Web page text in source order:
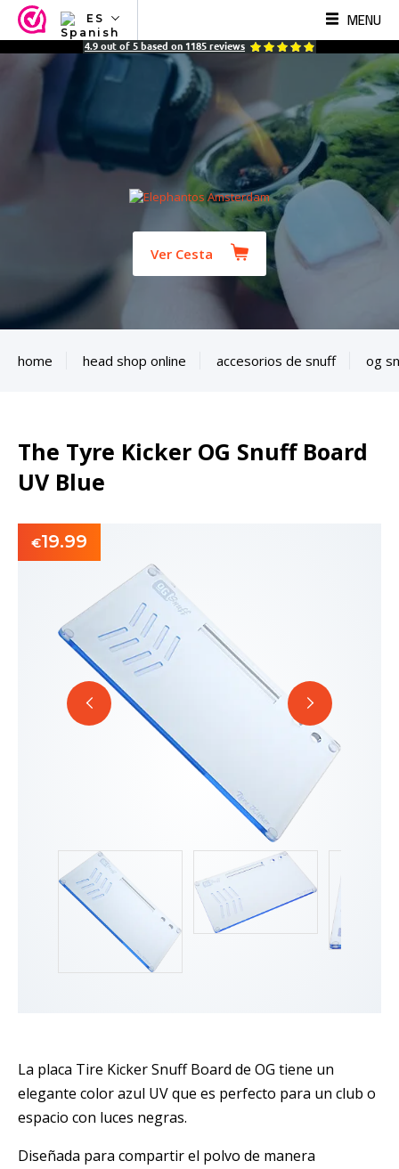
ES
NL
ES
MENU
4.9 out of 5 based on 1185 reviews
Ver Cesta
home head shop online accesorios de snuff og
The Tyre Kicker OG Snuff Board
UV Blue
€19.99
La placa Tire Kicker Snuff Board de OG tiene un
elegante color azul UV que es perfecto para un club o
espacio con luces negras.
Diseñada para compartir el polvo de manera